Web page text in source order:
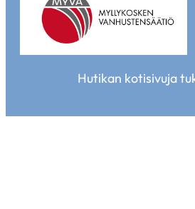
Hutikan kotisivuja